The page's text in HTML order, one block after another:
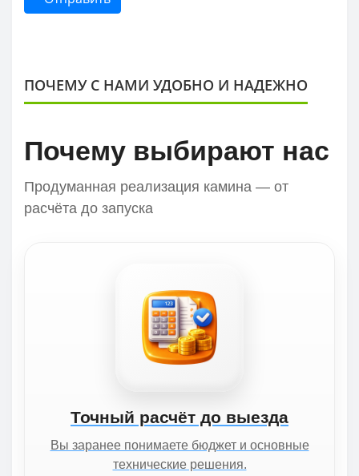
ПОЧЕМУ С НАМИ УДОБНО И НАДЕЖНО
Почему выбирают нас
Продуманная реализация камина — от
расчёта до запуска
Точный расчёт до выезда
Вы заранее понимаете бюджет и основные
технические решения.